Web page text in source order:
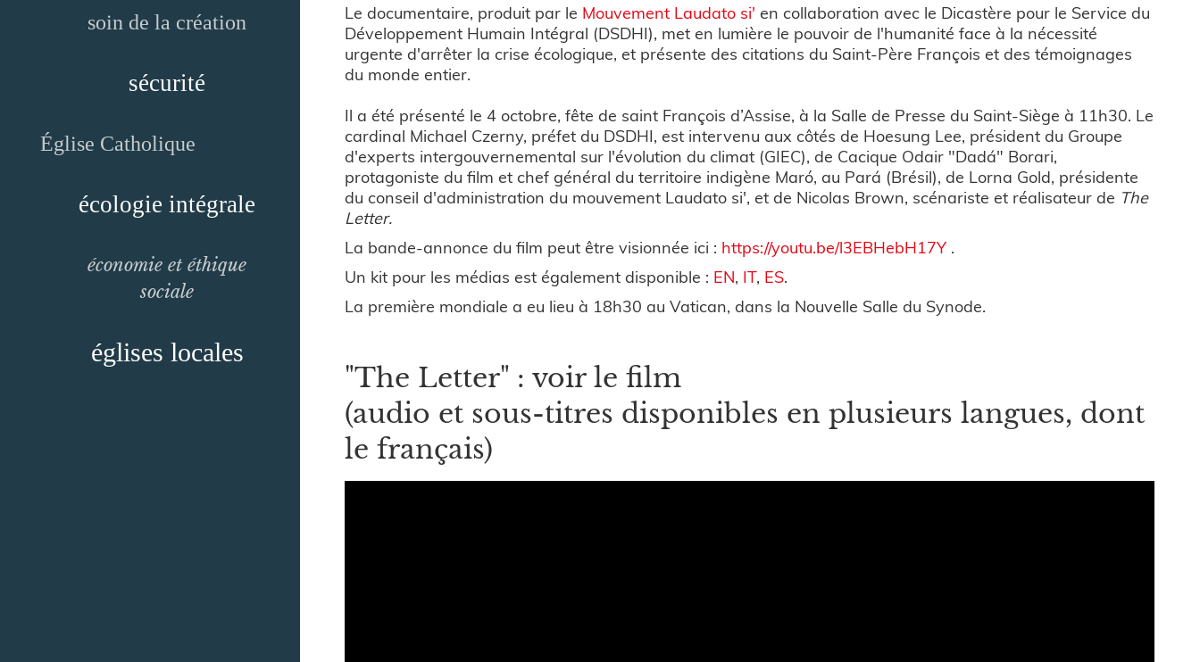
soin de la création
sécurité
Église Catholique
écologie intégrale
économie et éthique
sociale
églises locales
Le documentaire, produit par le Mouvement Laudato si' en collaboration avec le Dicastère pour le Service du
Développement Humain Intégral (DSDHI), met en lumière le pouvoir de l'humanité face à la nécessité
urgente d'arrêter la crise écologique, et présente des citations du Saint-Père François et des témoignages
du monde entier.
Il a été présenté le 4 octobre, fête de saint François d’Assise, à la Salle de Presse du Saint-Siège à 11h30. Le
cardinal Michael Czerny, préfet du DSDHI, est intervenu aux côtés de Hoesung Lee, président du Groupe
d'experts intergouvernemental sur l'évolution du climat (GIEC), de Cacique Odair "Dadá" Borari,
protagoniste du film et chef général du territoire indigène Maró, au Pará (Brésil), de Lorna Gold, présidente
du conseil d'administration du mouvement Laudato si', et de Nicolas Brown, scénariste et réalisateur de The
Letter.
La bande-annonce du film peut être visionnée ici : https://youtu.be/l3EBHebH17Y .
Un kit pour les médias est également disponible : EN, IT, ES.
La première mondiale a eu lieu à 18h30 au Vatican, dans la Nouvelle Salle du Synode.
"The Letter" : voir le film
(audio et sous-titres disponibles en plusieurs langues, dont
le français)